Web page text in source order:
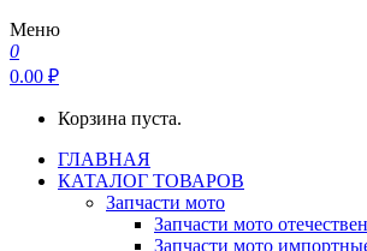
Меню
0
0.00 ₽
Корзина пуста.
ГЛАВНАЯ
КАТАЛОГ ТОВАРОВ
Запчасти мото
Запчасти мото
Запчасти мото